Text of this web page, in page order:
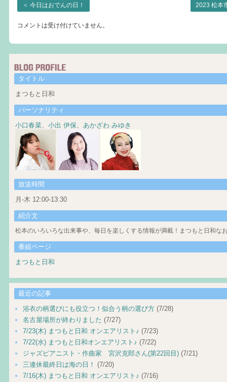
＜ 今日はおでんの日！ 2023 松本
コメントは受け付けていません。
タイトル
まつもと日和
パーソナリティ
小口春菜
小出 伊保 あかざわ みゆき
放送時間
月-木 12:00-13:30
紹介文
松本のいろいろな出来事や、毎日を楽しくする情報が満載！まつもと日和な
番組ページ
まつもと日和
最近の記事
浴衣の柄選びにも役立つ！似合う柄の選び方 (7/28)
名古屋場所が終わりました (7/27)
7/23(木) まつもと日和 オンエアリスト♪ (7/23)
7/22(水) まつもと日和オンエアリスト♪ (7/22)
ジャズピアニスト・作曲家 宮沢克郎さん(第22回目) (7/21)
三連休最終日は海の日！ (7/20)
7/16(木) まつもと日和 オンエアリスト♪ (7/16)